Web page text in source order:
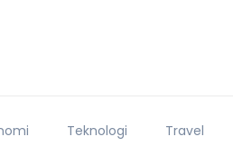
Teknologi Travel